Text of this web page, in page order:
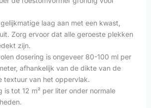
laag aan met een kwast,
Zorg ervoor dat alle geroeste plekken
zijn.
dosering is ongeveer 80-100 ml per
afhankelijk van de dikte van de
textuur van het oppervlak.
is tot 12 m² per liter onder normale